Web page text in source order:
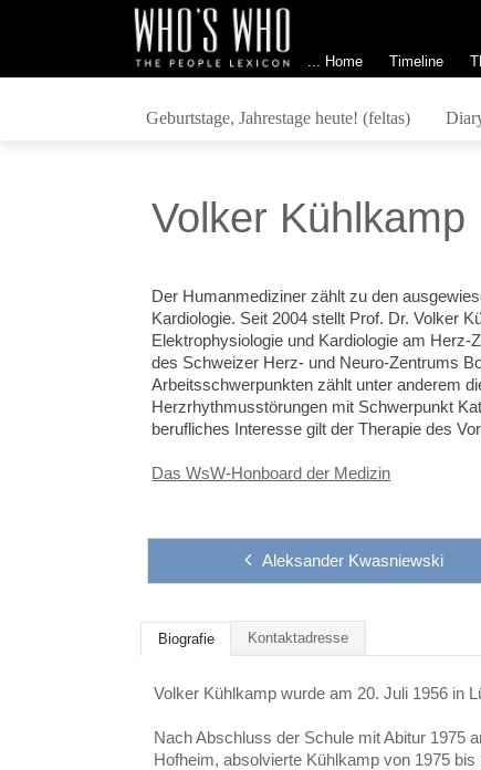
... Home Timeline
Geburtstage, Jahrestage heute! (feltas)
Volker Kühlkamp
Der Humanmediziner zählt zu den
Kardiologie. Seit 2004 stellt Prof. Dr. Volker
Elektrophysiologie und Kardiologie am
des Schweizer Herz- und Neuro-Zentrums
Arbeitsschwerpunkten zählt unter anderem
Herzrhythmusstörungen mit Schwerpunkt
berufliches Interesse gilt der Therapie des
Das WsW-Honboard der Medizin
Aleksander Kwasniewski
Biografie Kontaktadresse
Volker Kühlkamp wurde am 20. Juli 1956 in
Nach Abschluss der Schule mit Abitur 1975
Hofheim, absolvierte Kühlkamp von 1975